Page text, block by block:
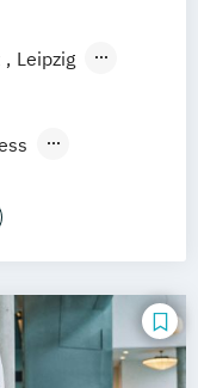
Leipzig
Consulting